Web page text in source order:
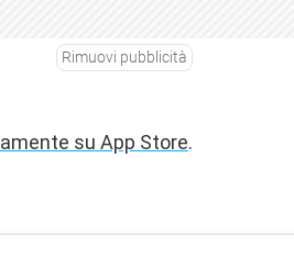
Rimuovi pubblicità
su App Store.